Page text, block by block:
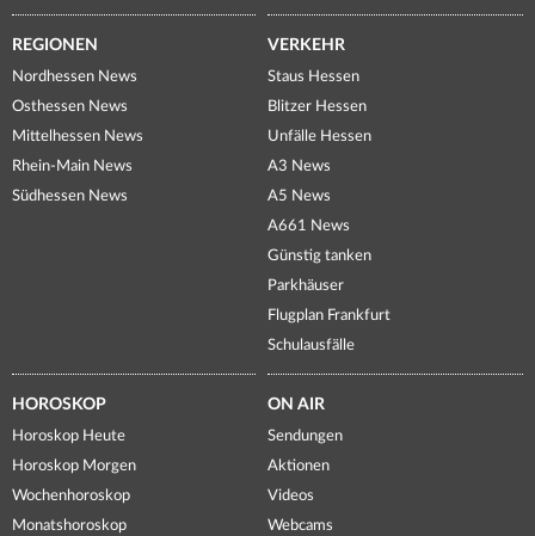
REGIONEN
Nordhessen News
Osthessen News
Mittelhessen News
Rhein-Main News
Südhessen News
VERKEHR
Staus Hessen
Blitzer Hessen
Unfälle Hessen
A3 News
A5 News
A661 News
Günstig tanken
Parkhäuser
Flugplan Frankfurt
Schulausfälle
HOROSKOP
Horoskop Heute
Horoskop Morgen
Wochenhoroskop
Monatshoroskop
ON AIR
Sendungen
Aktionen
Videos
Webcams